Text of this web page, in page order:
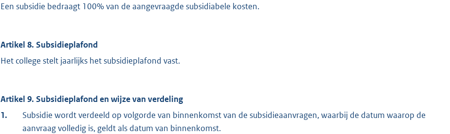
Een subsidie bedraagt 100% van de aangevraagde subsidiabele kosten.
Artikel 8. Subsidieplafond
Het college stelt jaarlijks het subsidieplafond vast.
Artikel 9. Subsidieplafond en wijze van verdeling
1.
Subsidie wordt verdeeld op volgorde van binnenkomst van de subsidieaanvragen, waarbij de datum waarop de
aanvraag volledig is, geldt als datum van binnenkomst.